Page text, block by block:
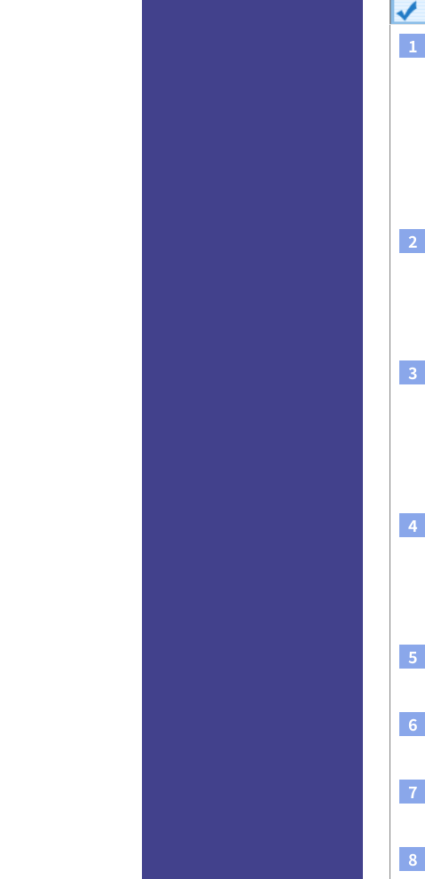
1
2
3
4
5
6
7
8